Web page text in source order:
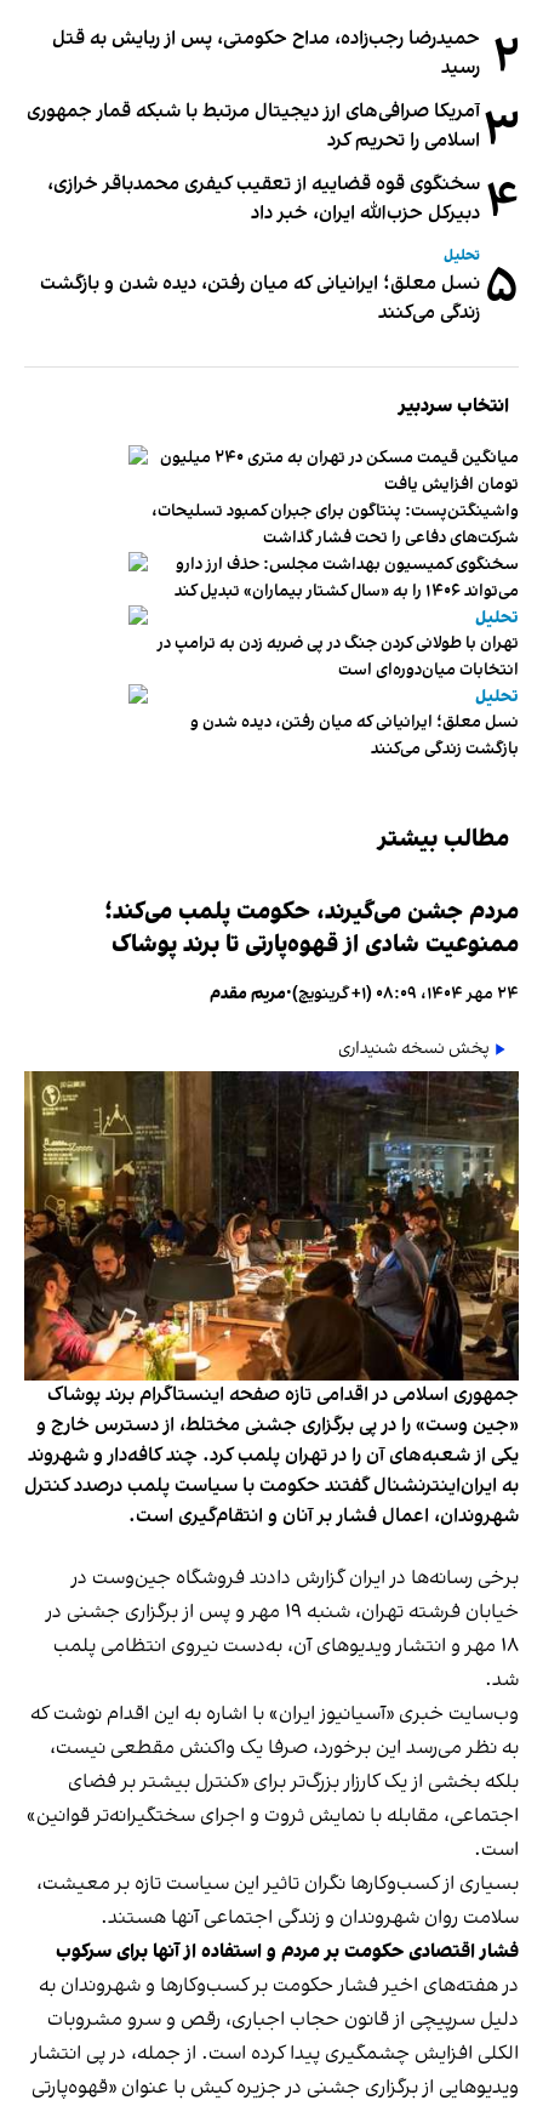
۲ حمیدرضا رجب‌زاده، مداح حکومتی، پس از ربایش به قتل
رسید
۳آمریکا صرافی‌های ارز دیجیتال مرتبط با شبکه قمار جمهوری
اسلامی را تحریم کرد
۴ سخنگوی قوه قضاییه از تعقیب کیفری محمدباقر خرازی،
دبیر‌کل حزب‌الله ایران، خبر داد
۵ تحلیل
نسل معلق؛ ایرانیانی که میان رفتن، دیده شدن و بازگشت
زندگی می‌کنند
انتخاب سردبیر
میانگین قیمت مسکن در تهران به متری ۲۴۰ میلیون
تومان افزایش یافت
واشینگتن‌پست: پنتاگون برای جبران کمبود تسلیحات،
شرکت‌های دفاعی را تحت فشار گذاشت
سخنگوی کمیسیون بهداشت مجلس: حذف ارز دارو
می‌تواند ۱۴۰۶ را به «سال کشتار بیماران» تبدیل کند
تحلیل
تهران با طولانی کردن جنگ در پی ضربه زدن به ترامپ در
انتخابات میان‌دوره‌ای است
تحلیل
نسل معلق؛ ایرانیانی که میان رفتن، دیده شدن و
بازگشت زندگی می‌کنند
مطالب بیشتر
مردم جشن می‌گیرند، حکومت پلمب می‌کند؛
ممنوعیت شادی از قهوه‌پارتی تا برند پوشاک
۲۴ مهر ۱۴۰۴، ۰۸:۰۹ (‎+۱ گرینویچ) •مریم مقدم
پخش نسخه شنیداری
جمهوری اسلامی در اقدامی تازه صفحه اینستاگرام برند پوشاک
«جین وست» را در پی برگزاری جشنی مختلط، از دسترس خارج و
یکی از شعبه‌های آن را در تهران پلمب کرد. چند کافه‌‌دار و شهروند
به ایران‌اینترنشنال گفتند حکومت با سیاست پلمب درصدد کنترل
شهروندان، اعمال فشار بر آنان و انتقام‌گیری است.
برخی رسانه‌ها در ایران گزارش دادند فروشگاه جین‌وست در
خیابان فرشته تهران، شنبه ۱۹ مهر و پس از برگزاری جشنی در
۱۸ مهر و انتشار ویدیوهای آن، به‌دست نیروی انتظامی پلمب
شد.
وب‌سایت خبری «آسیانیوز ایران» با اشاره به این اقدام نوشت که
به نظر می‌رسد این برخورد، صرفا یک واکنش مقطعی نیست،
بلکه بخشی از یک کارزار بزرگ‌تر برای «کنترل بیشتر بر فضای
اجتماعی، مقابله با نمایش ثروت و اجرای سختگیرانه‌تر قوانین»
است.
بسیاری از کسب‌وکارها نگران تاثیر این سیاست‌ تازه بر معیشت،
سلامت روان شهروندان و زندگی اجتماعی آنها هستند.
فشار اقتصادی حکومت بر مردم و استفاده از آنها برای سرکوب
در هفته‌های اخیر فشار حکومت بر کسب‌وکارها و شهروندان به
دلیل سرپیچی از قانون حجاب اجباری، رقص و سرو مشروبات
الکلی افزایش چشمگیری پیدا کرده است. از جمله، در پی انتشار
ویدیوهایی از برگزاری جشنی در جزیره کیش با عنوان «قهوه‌پارتی